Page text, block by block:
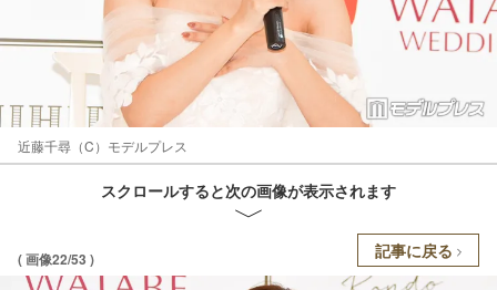
近藤千尋（C）モデルプレス
スクロールすると次の画像が表示されます
( 画像22/53 ) 記事に戻る